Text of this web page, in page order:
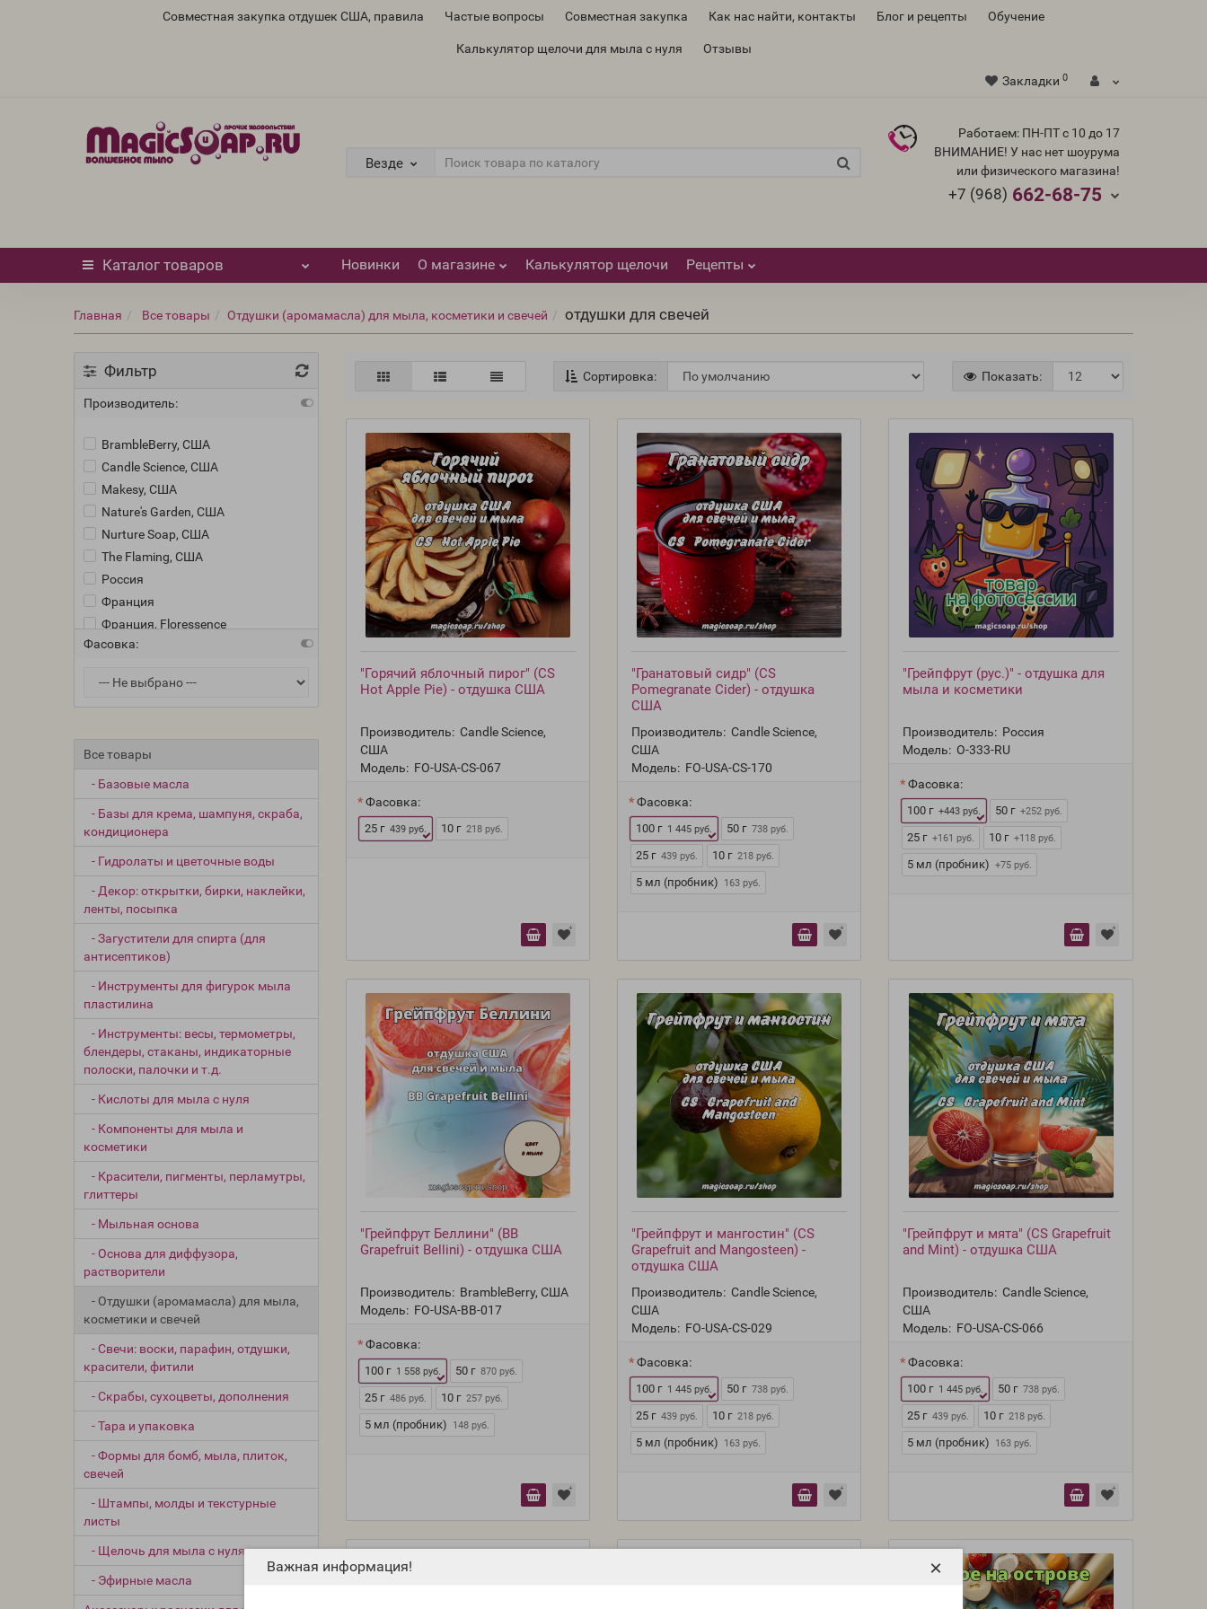
Важная информация! ×
Совместная закупка отдушек США, правила Частые вопросы Совместная закупка Как нас найти, контакты Блог и рецепты Обучение
Калькулятор щелочи для мыла с нуля Отзывы
Закладки 0
Везде
Работаем: ПН-ПТ с 10 до 17
ВНИМАНИЕ! У нас нет шоурума
или физического магазина!
+7 (968) 662-68-75
Каталог товаров Новинки О магазине Калькулятор щелочи Рецепты
Главная Все товары Отдушки (аромамасла) для мыла, косметики и свечей отдушки для свечей
Фильтр
Производитель:
BrambleBerry, США
Candle Science, США
Makesy, США
Nature's Garden, США
Nurture Soap, США
The Flaming, США
Россия
Франция
Франция, Floressence
Франция, Jean Claude
Фасовка:
Все товары
- Базовые масла
- Базы для крема, шампуня, скраба,
кондиционера
- Гидролаты и цветочные воды
- Декор: открытки, бирки, наклейки,
ленты, посыпка
- Загустители для спирта (для
антисептиков)
- Инструменты для фигурок мыла
пластилина
- Инструменты: весы, термометры,
блендеры, стаканы, индикаторные
полоски, палочки и т.д.
- Кислоты для мыла с нуля
- Компоненты для мыла и
косметики
- Красители, пигменты, перламутры,
глиттеры
- Мыльная основа
- Основа для диффузора,
растворители
- Отдушки (аромамасла) для мыла,
косметики и свечей
- Свечи: воски, парафин, отдушки,
красители, фитили
- Скрабы, сухоцветы, дополнения
- Тара и упаковка
- Формы для бомб, мыла, плиток,
свечей
- Штампы, молды и текстурные
листы
- Щелочь для мыла с нуля
- Эфирные масла
Сортировка: Показать:
"Горячий яблочный пирог" (CS
Hot Apple Pie) - отдушка США
Производитель: Candle Science,
США
Модель: FO-USA-CS-067
Фасовка:
25 г 439 руб. 10 г 218 руб.
"Гранатовый сидр" (CS
Pomegranate Cider) - отдушка
США
Производитель: Candle Science,
США
Модель: FO-USA-CS-170
Фасовка:
100 г 1 445 руб. 50 г 738 руб.
25 г 439 руб. 10 г 218 руб.
5 мл (пробник) 163 руб.
"Грейпфрут (рус.)" - отдушка для
мыла и косметики
Производитель: Россия
Модель: O-333-RU
Фасовка:
100 г +443 руб. 50 г +252 руб.
25 г +161 руб. 10 г +118 руб.
5 мл (пробник) +75 руб.
"Грейпфрут Беллини" (BB
Grapefruit Bellini) - отдушка США
Производитель: BrambleBerry, США
Модель: FO-USA-BB-017
Фасовка:
100 г 1 558 руб. 50 г 870 руб.
25 г 486 руб. 10 г 257 руб.
5 мл (пробник) 148 руб.
"Грейпфрут и мангостин" (CS
Grapefruit and Mangosteen) -
отдушка США
Производитель: Candle Science,
США
Модель: FO-USA-CS-029
Фасовка:
100 г 1 445 руб. 50 г 738 руб.
25 г 439 руб. 10 г 218 руб.
5 мл (пробник) 163 руб.
"Грейпфрут и мята" (CS Grapefruit
and Mint) - отдушка США
Производитель: Candle Science,
США
Модель: FO-USA-CS-066
Фасовка:
100 г 1 445 руб. 50 г 738 руб.
25 г 439 руб. 10 г 218 руб.
5 мл (пробник) 163 руб.